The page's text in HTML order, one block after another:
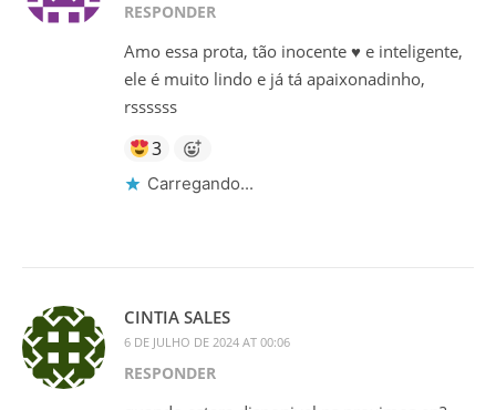
RESPONDER
Amo essa prota, tão inocente ♥️ e inteligente,
ele é muito lindo e já tá apaixonadinho,
rssssss
3
Carregando...
CINTIA SALES
6 DE JULHO DE 2024 AT 00:06
RESPONDER